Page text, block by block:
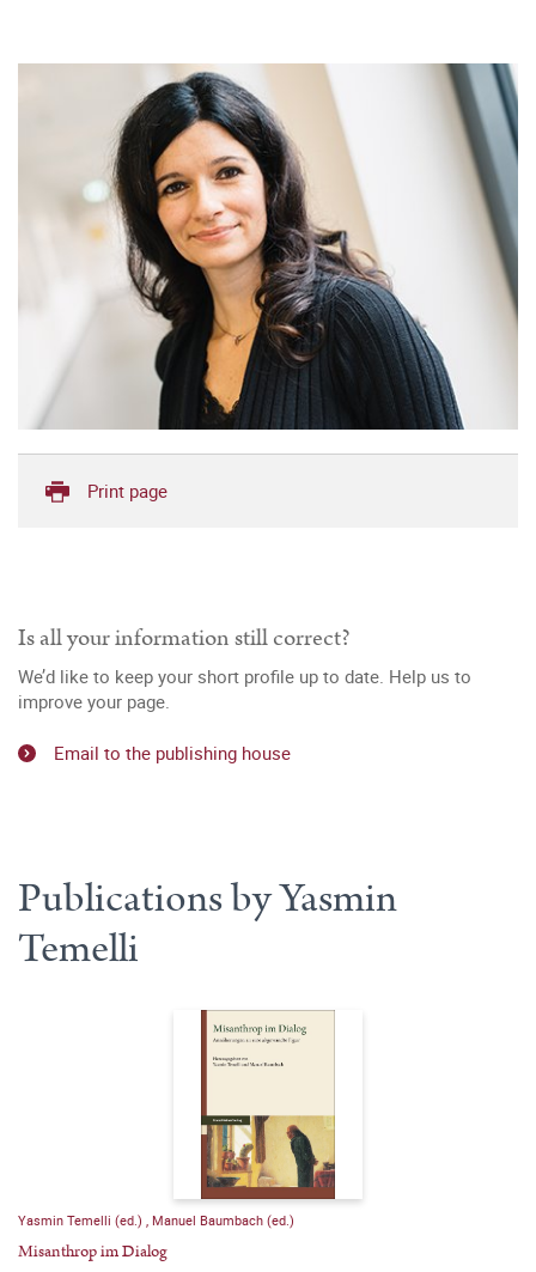
Print page
Is all your information still correct?
We’d like to keep your short profile up to date. Help us to
improve your page.
Email to the publishing house
Publications by Yasmin
Temelli
Yasmin Temelli (ed.) Manuel Baumbach (ed.)
Misanthrop im Dialog